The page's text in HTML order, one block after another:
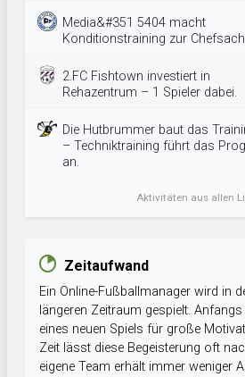
Media&#351 5404 macht
Konditionstraining zur
2.FC Fishtown investiert in
Rehazentrum – 1 Spieler dabei.
Die Hutbrummer baut das
– Techniktraining führt das
an.
Aktivitäten aus allen
Zeitaufwand
Ein Online-Fußballmanager wird in
längeren Zeitraum gespielt.
eines neuen Spiels für große
Zeit lässt diese Begeisterung oft
eigene Team erhält immer weniger